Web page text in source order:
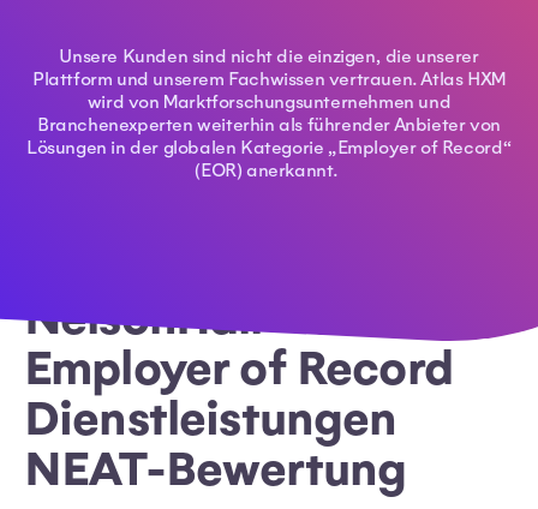
Unsere Kunden sind nicht die einzigen, die unserer
Plattform und unserem Fachwissen vertrauen. Atlas HXM
wird von Marktforschungsunternehmen und
Branchenexperten weiterhin als führender Anbieter von
Lösungen in der globalen Kategorie „Employer of Record“
(EOR) anerkannt.
NelsonHall - Global
Employer of Record
Dienstleistungen
NEAT-Bewertung